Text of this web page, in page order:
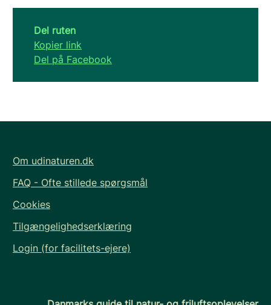
Del ruten
Kopier link
Del på Facebook
Om udinaturen.dk
FAQ - Ofte stillede spørgsmål
Cookies
Tilgængelighedserklæring
Login (for facilitets-ejere)